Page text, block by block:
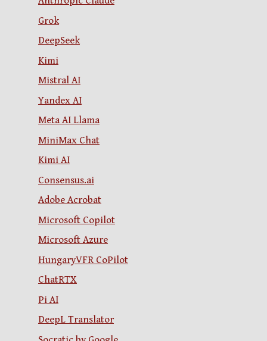
Grok
DeepSeek
Kimi
Mistral AI
Yandex AI
Meta AI Llama
MiniMax Chat
Kimi AI
Consensus.ai
Adobe Acrobat
Microsoft Copilot
Microsoft Azure
HungaryVFR CoPilot
ChatRTX
Pi AI
DeepL Translator